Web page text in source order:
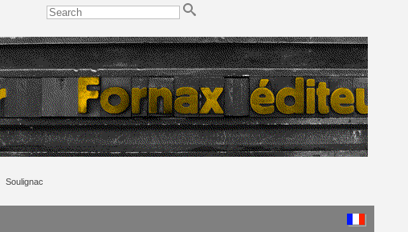
Soulignac